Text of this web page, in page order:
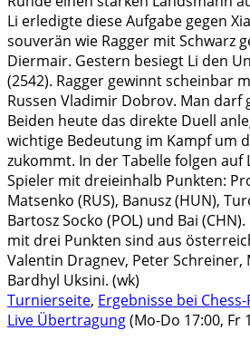
Li erledigte diese Aufgabe gegen
souverän wie Ragger mit Schwarz
Diermair. Gestern besiegt Li den
(2542). Ragger gewinnt scheinbar
Russen Vladimir Dobrov. Man darf
Beiden heute das direkte Duell
wichtige Bedeutung im Kampf um
zukommt. In der Tabelle folgen auf
Spieler mit dreieinhalb Punkten:
Matsenko (RUS), Banusz (HUN),
Bartosz Socko (POL) und Bai
mit drei Punkten sind aus
Valentin Dragnev, Peter Schreiner,
Bardhyl Uksini. (wk)
Turnierseite, Ergebnisse bei
Live Übertragung(Mo-Do 17:00, Fr